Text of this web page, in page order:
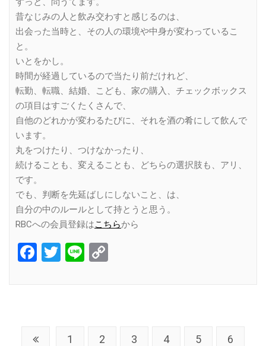
昔なじみの人と飲み交わすと感じるのは、
出会った当時と、その人の環境や中身が変わっているこ
と。
いとをかし。
時間が経過しているので当たり前だけれど、
転勤、転職、結婚、こども、家の購入、チェックボックス
の項目はすごくたくさんで、
自他のどれかが変わるたびに、それを酒の肴にして飲んで
います。
丸をつけたり、つけなかったり、
続けることも、変えることも、どちらの選択肢も、アリ、
です。
でも、判断を先延ばしにしないこと、は、
自分の中のルールとして持とうと思う。
RBCへの会員登録はこちらから
Facebook
Twitter
Line
1 2 3 4 5 6